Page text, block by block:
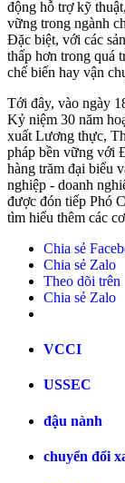
động hỗ trợ kỹ
vững trong ngành
Đặc biệt, với các
thấp hơn trong quá
chế biến hay vận
Tới đây, vào ngày
Kỷ niệm 30 năm
xuất Lương thực,
pháp bền vững với
hàng trăm đại biểu
nghiệp - doanh
được đón tiếp Phó
tìm hiểu thêm các
Chia sẻ
Chia sẻ Zalo
Theo dõi trên
Chia sẻ Zalo
VCCI
USSEC
đậu nành
chuyển đổi